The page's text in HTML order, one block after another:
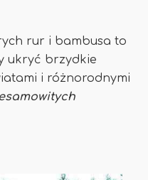
rur i bambusa to
ukryć brzydkie
i różnorodnymi